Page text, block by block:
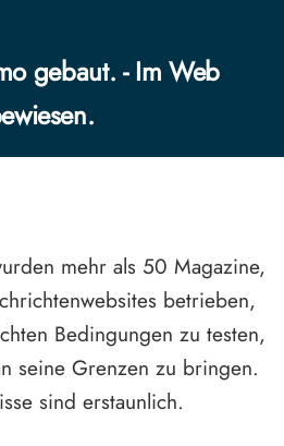
gebaut. - Im Web
mehr als 50 Magazine,
betrieben,
Bedingungen zu testen,
seine Grenzen zu bringen.
sind erstaunlich.